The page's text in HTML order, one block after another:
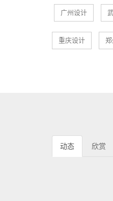
广州设计
重庆设计
动态 欣赏